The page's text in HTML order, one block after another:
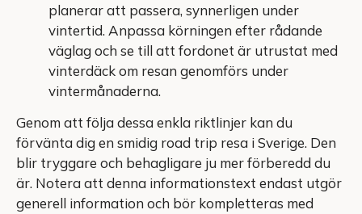
planerar att passera, synnerligen under
vintertid. Anpassa körningen efter rådande
väglag och se till att fordonet är utrustat med
vinterdäck om resan genomförs under
vintermånaderna.
Genom att följa dessa enkla riktlinjer kan du
förvänta dig en smidig road trip resa i Sverige. Den
blir tryggare och behagligare ju mer förberedd du
är. Notera att denna informationstext endast utgör
generell information och bör kompletteras med